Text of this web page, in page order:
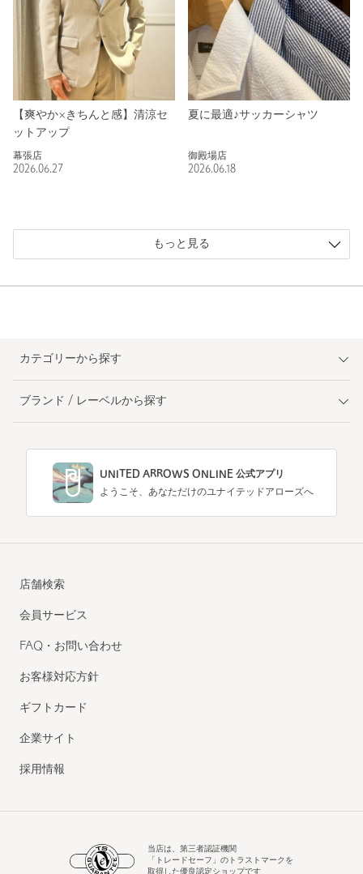
【爽やか×きちんと感】清涼セ
ットアップ
幕張店
2026.06.27
夏に最適♪サッカーシャツ
御殿場店
2026.06.18
もっと見る
カテゴリーから探す
ブランド / レーベルから探す
UNITED ARROWS ONLINE 公式アプリ
ようこそ、あなただけのユナイテッドアローズへ
店舗検索
会員サービス
FAQ・お問い合わせ
お客様対応方針
ギフトカード
企業サイト
採用情報
当店は、第三者認証機関
「トレードセーフ」のトラストマークを
取得した優良認定ショップです